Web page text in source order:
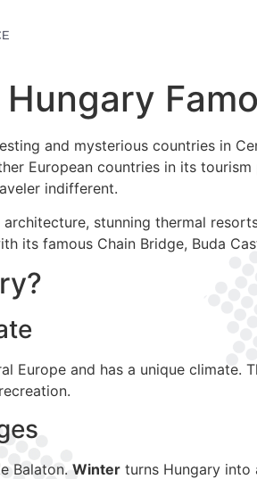
and mysterious countries in
European countries in its
indifferent.
stunning thermal
its famous Chain Bridge, Buda
Europe and has a unique
Balaton. Winter turns Hungary into